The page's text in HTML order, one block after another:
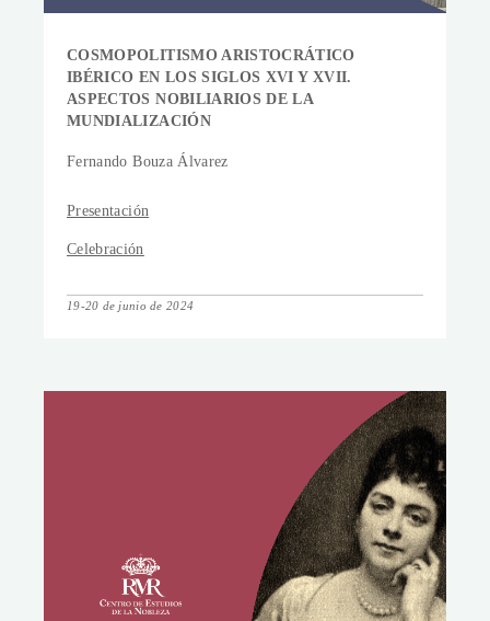
COSMOPOLITISMO ARISTOCRÁTICO
IBÉRICO EN LOS SIGLOS XVI Y XVII.
ASPECTOS NOBILIARIOS DE LA
MUNDIALIZACIÓN
Fernando Bouza Álvarez
Presentación
Celebración
19-20 de junio de 2024